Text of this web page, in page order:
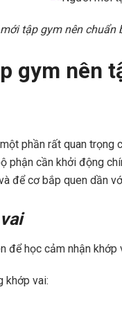
tập gym nên chuẩn
gym nên
phần rất quan trọng
phận cần khởi động
để cơ bắp quen dần
để học cảm nhận khớp
khớp vai: